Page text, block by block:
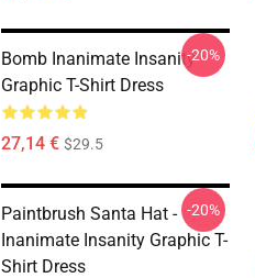
Bomb Inanimate Insanity
Graphic T-Shirt Dress
27,14 € $29.5
-20%
Paintbrush Santa Hat -
Inanimate Insanity Graphic T-
Shirt Dress
-20%